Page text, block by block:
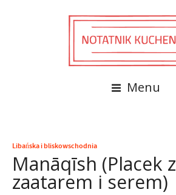
Menu
Libańska i bliskowschodnia
Manāqīsh (Placek z
zaatarem i serem)